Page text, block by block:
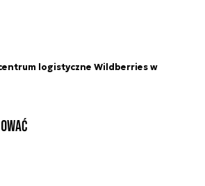
logistyczne Wildberries w